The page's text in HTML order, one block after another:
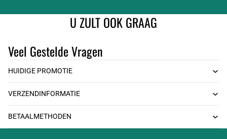
U ZULT OOK GRAAG
Veel Gestelde Vragen
HUIDIGE PROMOTIE
VERZENDINFORMATIE
BETAALMETHODEN